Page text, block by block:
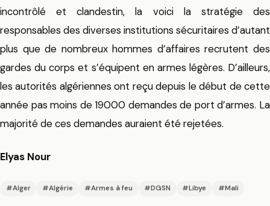
incontrôlé et clandestin, la voici la stratégie des
responsables des diverses institutions sécuritaires d’autant
plus que de nombreux hommes d’affaires recrutent des
gardes du corps et s’équipent en armes légères. D’ailleurs,
les autorités algériennes ont reçu depuis le début de cette
année pas moins de 19000 demandes de port d’armes. La
majorité de ces demandes auraient été rejetées.
Elyas Nour
#Alger #Algérie #Armes à feu #DGSN #Libye #Mali